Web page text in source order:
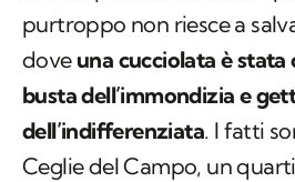
purtroppo non riesce a
dove una cucciolata è stata
busta dell’immondizia e
dell’indifferenziata. I fatti
Ceglie del Campo, un